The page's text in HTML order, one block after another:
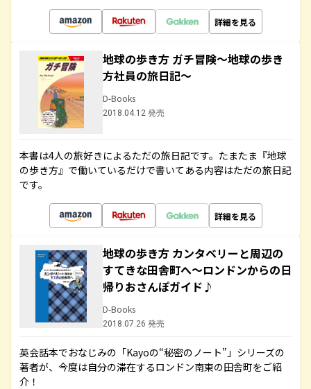
詳細を見る
地球の歩き方 ガチ冒険～地球の歩き
方社員の旅日記～
D-Books
2018.04.12 発売
本書は4人の旅好きによるただの旅日記です。たまたま『地球
の歩き方』で働いているだけで書いてある内容はただの旅日記
です。
詳細を見る
地球の歩き方 カンタベリーと周辺の
すてきな田舎町へ～ロンドンからの日
帰りおさんぽガイド♪
D-Books
2018.07.26 発売
英会話本でおなじみの「Kayoの“秘密のノート”」シリーズの
著者が、今度は自分の滞在するロンドン南東の田舎町をご紹
介！